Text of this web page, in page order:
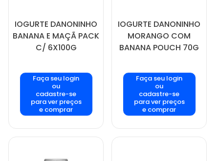
IOGURTE DANONINHO
BANANA E MAÇÃ PACK
C/ 6X100G
Faça seu login
ou
cadastre-se
para ver preços
e comprar
IOGURTE DANONINHO
MORANGO COM
BANANA POUCH 70G
Faça seu login
ou
cadastre-se
para ver preços
e comprar